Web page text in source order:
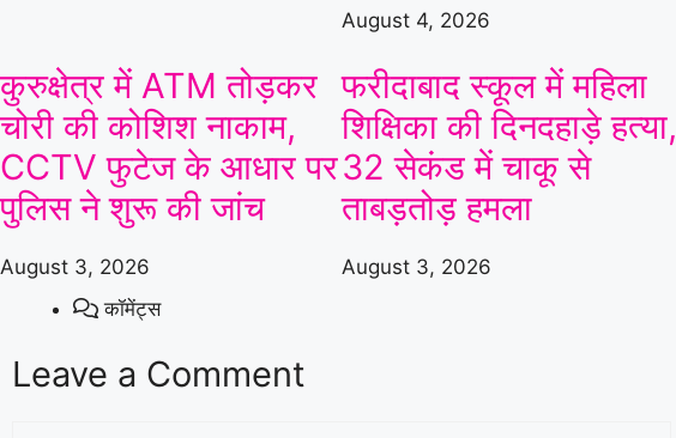
August 4, 2026
कुरुक्षेत्र में ATM तोड़कर
चोरी की कोशिश नाकाम,
CCTV फुटेज के आधार पर
पुलिस ने शुरू की जांच
August 3, 2026
फरीदाबाद स्कूल में महिला
शिक्षिका की दिनदहाड़े हत्या,
32 सेकंड में चाकू से
ताबड़तोड़ हमला
August 3, 2026
कॉमेंट्स
Leave a Comment